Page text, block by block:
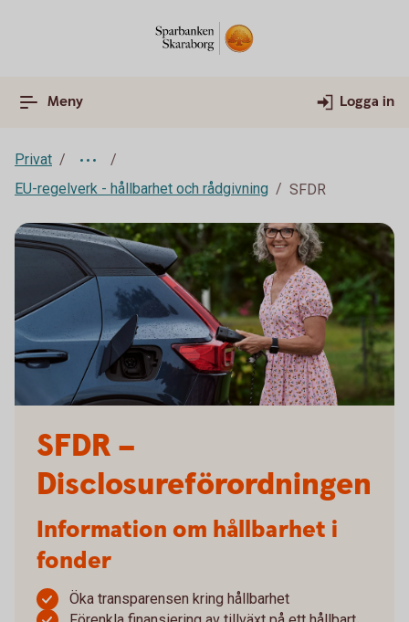
Meny Logga in
Privat
EU-regelverk - hållbarhet och rådgivning
SFDR
SFDR –
Disclosureförordningen
Information om hållbarhet i
fonder
Öka transparensen kring hållbarhet